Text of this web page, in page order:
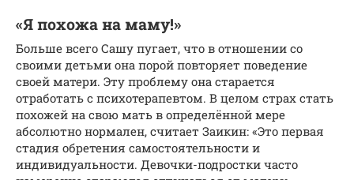
«Я похожа на маму!»
Больше всего Сашу пугает, что в отношении со
своими детьми она порой повторяет поведение
своей матери. Эту проблему она старается
отработать с психотерапевтом. В целом страх стать
похожей на свою мать в определённой мере
абсолютно нормален, считает Заикин: «Это первая
стадия обретения самостоятельности и
индивидуальности. Девочки-подростки часто